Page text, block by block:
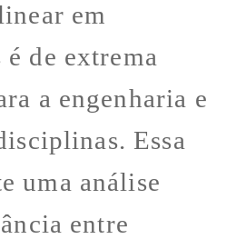
em
de extrema
a engenharia e
Essa
uma análise
entre